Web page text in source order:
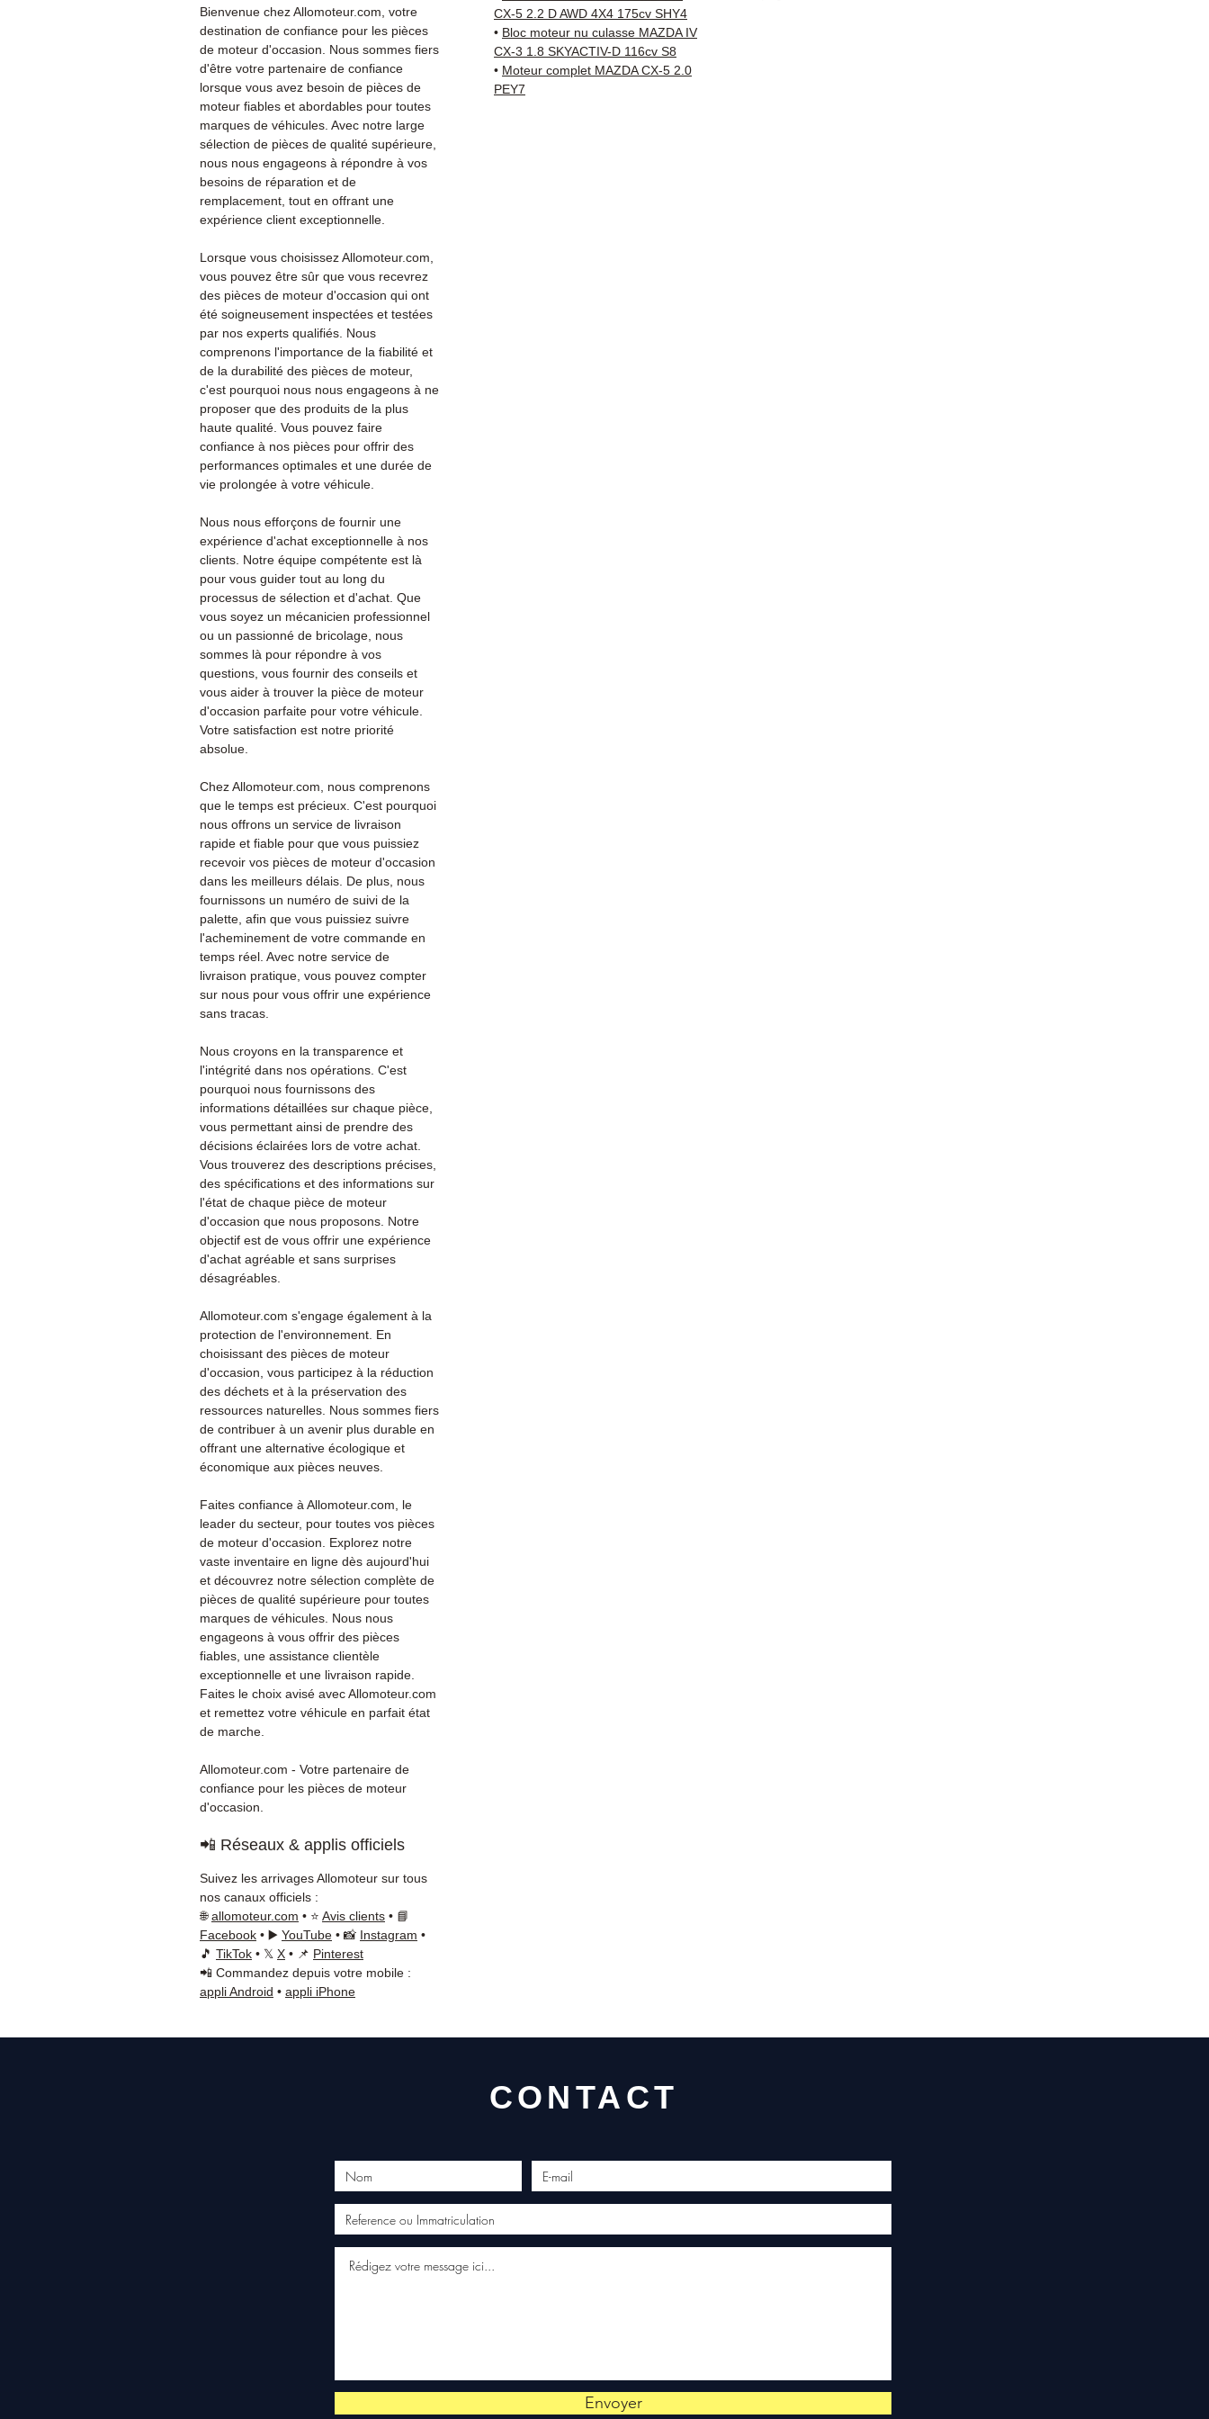
Bienvenue chez Allomoteur.com, votre
destination de confiance pour les pièces
de moteur d'occasion. Nous sommes fiers
d'être votre partenaire de confiance
lorsque vous avez besoin de pièces de
moteur fiables et abordables pour toutes
marques de véhicules. Avec notre large
sélection de pièces de qualité supérieure,
nous nous engageons à répondre à vos
besoins de réparation et de
remplacement, tout en offrant une
expérience client exceptionnelle.
Lorsque vous choisissez Allomoteur.com,
vous pouvez être sûr que vous recevrez
des pièces de moteur d'occasion qui ont
été soigneusement inspectées et testées
par nos experts qualifiés. Nous
comprenons l'importance de la fiabilité et
de la durabilité des pièces de moteur,
c'est pourquoi nous nous engageons à ne
proposer que des produits de la plus
haute qualité. Vous pouvez faire
confiance à nos pièces pour offrir des
performances optimales et une durée de
vie prolongée à votre véhicule.
Nous nous efforçons de fournir une
expérience d'achat exceptionnelle à nos
clients. Notre équipe compétente est là
pour vous guider tout au long du
processus de sélection et d'achat. Que
vous soyez un mécanicien professionnel
ou un passionné de bricolage, nous
sommes là pour répondre à vos
questions, vous fournir des conseils et
vous aider à trouver la pièce de moteur
d'occasion parfaite pour votre véhicule.
Votre satisfaction est notre priorité
absolue.
Chez Allomoteur.com, nous comprenons
que le temps est précieux. C'est pourquoi
nous offrons un service de livraison
rapide et fiable pour que vous puissiez
recevoir vos pièces de moteur d'occasion
dans les meilleurs délais. De plus, nous
fournissons un numéro de suivi de la
palette, afin que vous puissiez suivre
l'acheminement de votre commande en
temps réel. Avec notre service de
livraison pratique, vous pouvez compter
sur nous pour vous offrir une expérience
sans tracas.
Nous croyons en la transparence et
l'intégrité dans nos opérations. C'est
pourquoi nous fournissons des
informations détaillées sur chaque pièce,
vous permettant ainsi de prendre des
décisions éclairées lors de votre achat.
Vous trouverez des descriptions précises,
des spécifications et des informations sur
l'état de chaque pièce de moteur
d'occasion que nous proposons. Notre
objectif est de vous offrir une expérience
d'achat agréable et sans surprises
désagréables.
Allomoteur.com s'engage également à la
protection de l'environnement. En
choisissant des pièces de moteur
d'occasion, vous participez à la réduction
des déchets et à la préservation des
ressources naturelles. Nous sommes fiers
de contribuer à un avenir plus durable en
offrant une alternative écologique et
économique aux pièces neuves.
Faites confiance à Allomoteur.com, le
leader du secteur, pour toutes vos pièces
de moteur d'occasion. Explorez notre
vaste inventaire en ligne dès aujourd'hui
et découvrez notre sélection complète de
pièces de qualité supérieure pour toutes
marques de véhicules. Nous nous
engageons à vous offrir des pièces
fiables, une assistance clientèle
exceptionnelle et une livraison rapide.
Faites le choix avisé avec Allomoteur.com
et remettez votre véhicule en parfait état
de marche.
Allomoteur.com - Votre partenaire de
confiance pour les pièces de moteur
d'occasion.
CX-5 2.2 D AWD 4X4 175cv SHY4
• Bloc moteur nu culasse MAZDA IV
CX-3 1.8 SKYACTIV-D 116cv S8
• Moteur complet MAZDA CX-5 2.0
PEY7
📲 Réseaux & applis officiels
Suivez les arrivages Allomoteur sur tous
nos canaux officiels :
🌐allomoteur.com • ⭐ Avis clients • 📘
Facebook • ▶️ YouTube • 📸 Instagram •
🎵 TikTok • 𝕏 X • 📌 Pinterest
📲 Commandez depuis votre mobile :
appli Android • appli iPhone
CONTACT
Envoyer